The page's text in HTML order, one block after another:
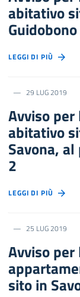
abitativo
LEGGI DI PIÙ
29 LUG 2019
Avviso
abitativo
Savona,
2
LEGGI DI PIÙ
25 LUG 2019
Avviso
sito in